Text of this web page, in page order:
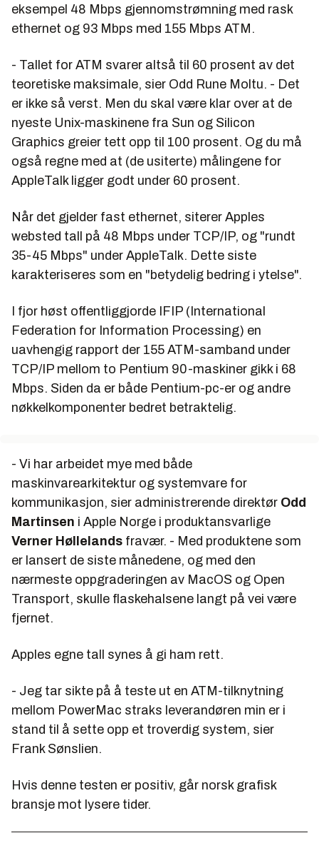
eksempel 48 Mbps gjennomstrømning med rask
ethernet og 93 Mbps med 155 Mbps ATM.
- Tallet for ATM svarer altså til 60 prosent av det
teoretiske maksimale, sier Odd Rune Moltu. - Det
er ikke så verst. Men du skal være klar over at de
nyeste Unix-maskinene fra Sun og Silicon
Graphics greier tett opp til 100 prosent. Og du må
også regne med at (de usiterte) målingene for
AppleTalk ligger godt under 60 prosent.
Når det gjelder fast ethernet, siterer Apples
websted tall på 48 Mbps under TCP/IP, og "rundt
35-45 Mbps" under AppleTalk. Dette siste
karakteriseres som en "betydelig bedring i ytelse".
I fjor høst offentliggjorde IFIP (International
Federation for Information Processing) en
uavhengig rapport der 155 ATM-samband under
TCP/IP mellom to Pentium 90-maskiner gikk i 68
Mbps. Siden da er både Pentium-pc-er og andre
nøkkelkomponenter bedret betraktelig.
- Vi har arbeidet mye med både
maskinvarearkitektur og systemvare for
kommunikasjon, sier administrerende direktør Odd
Martinsen i Apple Norge i produktansvarlige
Verner Høllelands fravær. - Med produktene som
er lansert de siste månedene, og med den
nærmeste oppgraderingen av MacOS og Open
Transport, skulle flaskehalsene langt på vei være
fjernet.
Apples egne tall synes å gi ham rett.
- Jeg tar sikte på å teste ut en ATM-tilknytning
mellom PowerMac straks leverandøren min er i
stand til å sette opp et troverdig system, sier
Frank Sønslien.
Hvis denne testen er positiv, går norsk grafisk
bransje mot lysere tider.